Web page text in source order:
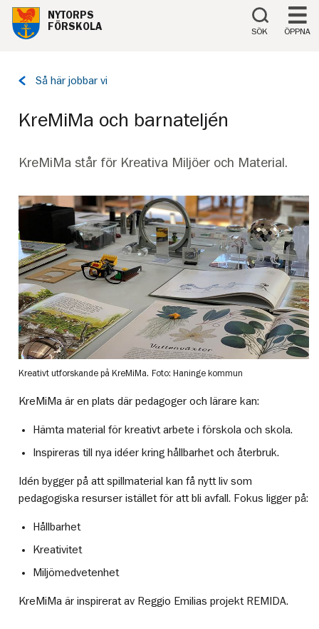
Till innehåll på sidan
NYTORPS
FÖRSKOLA
SÖK ÖPPNA
Tillbaka
Så här jobbar vi
KreMiMa och barnateljén
KreMiMa står för Kreativa Miljöer och Material.
Kreativt utforskande på KreMiMa. Foto: Haninge kommun
KreMiMa är en plats där pedagoger och lärare kan:
Hämta material för kreativt arbete i förskola och skola.
Inspireras till nya idéer kring hållbarhet och återbruk.
Idén bygger på att spillmaterial kan få nytt liv som
pedagogiska resurser istället för att bli avfall. Fokus ligger på:
Hållbarhet
Kreativitet
Miljömedvetenhet
KreMiMa är inspirerat av Reggio Emilias projekt REMIDA.